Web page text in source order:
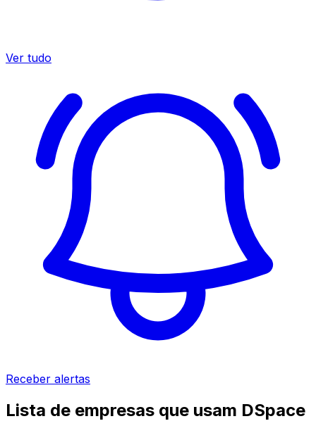
Ver tudo
Receber alertas
Lista de empresas que usam DSpace